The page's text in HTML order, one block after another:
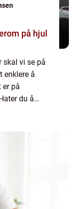
skal vi se på
enklere å
er på
du å